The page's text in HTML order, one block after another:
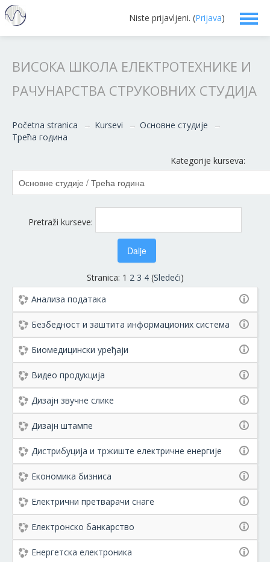
Niste prijavljeni. (Prijava)
ВИСОКА ШКОЛА ЕЛЕКТРОТЕХНИКЕ И
РАЧУНАРСТВА СТРУКОВНИХ СТУДИЈА
Početna stranica → Kursevi → Основне студије
→
Трећа година
Kategorije kurseva:
Pretraži kurseve:
Stranica: 1 2 3 4 (Sledeći)
Анализа података
Безбедност и заштита информационих система
Биомедицински уређаји
Видео продукција
Дизајн звучне слике
Дизајн штампе
Дистрибуција и тржиште електричне енергије
Економика бизниса
Електрични претварачи снаге
Електронско банкарство
Енергетска електроника